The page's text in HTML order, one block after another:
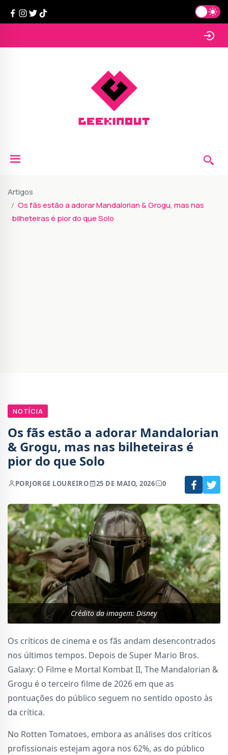
Artigos
Os fãs estão a adorar Mandalorian & Grogu, mas nas
bilheteiras é pior do que Solo
NOTÍCIA
Os fãs estão a adorar Mandalorian
& Grogu, mas nas bilheteiras é
pior do que Solo
PORJORGE LOUREIRO 25 DE MAIO, 2026 0
Crédito da imagem: Disney
Os críticos de cinema e os fãs andam desencontrados
nos últimos tempos. Depois de Super Mario Bros.
Galaxy: O Filme e Mortal Kombat II, The Mandalorian &
Grogu é o terceiro filme de 2026 em que as
pontuações do público seguem no sentido oposto às
da crítica.
No Rotten Tomatoes, embora as análises dos críticos
profissionais estejam agora nos 62%, as do público